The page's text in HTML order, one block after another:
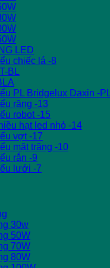
LED
chiếc lá -8
BL
PL Bridgelux Daxin -
răng -13
robot -15
hạt led nhỏ -14
vợt -17
mặt trăng -10
rắn -9
lưới -7
30w
50W
70W
80W